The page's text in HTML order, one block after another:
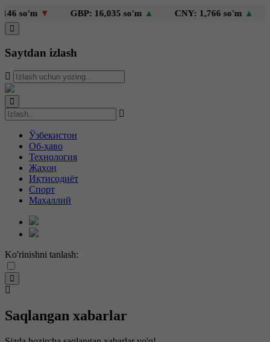
so'm▼ GBP: 16,035 so'm▲ CNY: 1,766 so'm▲
Saytdan izlash
Ўзбекистон
Об-ҳаво
Технология
Жаҳон
Иқтисодиёт
Спорт
Маҳаллий
Ko'rinishni tanlash:
Saqlangan xabarlar